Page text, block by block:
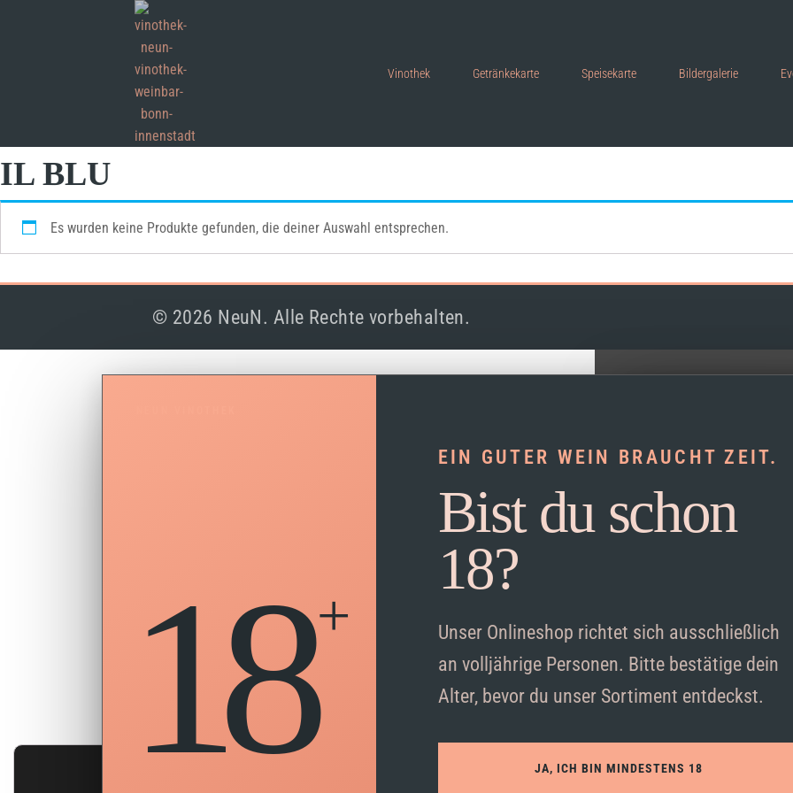
Vinothek Getränkekarte Speisekarte Bildergalerie
IL BLU
Es wurden keine Produkte gefunden, die deiner Auswahl entsprechen.
© 2026 NeuN. Alle Rechte vorbehalten.
18
EIN GUTER WEIN BRAUCHT ZEIT.
Bist du schon
18?
Unser Onlineshop richtet sich ausschließlich
an volljährige Personen. Bitte bestätige dein
Alter, bevor du unser Sortiment entdeckst.
JA, ICH BIN MINDESTENS 18